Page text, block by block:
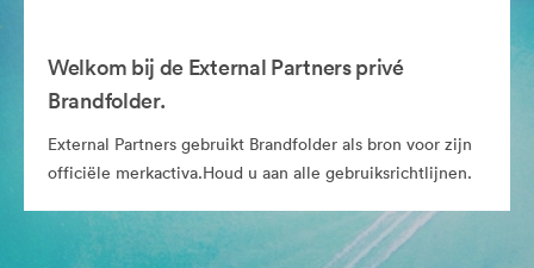
Welkom bij de External Partners privé
Brandfolder.
External Partners gebruikt Brandfolder als bron voor zijn
officiële merkactiva.Houd u aan alle gebruiksrichtlijnen.